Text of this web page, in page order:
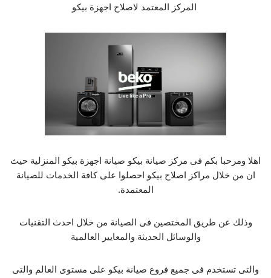
المركز المعتمد لاصلاح اجهزة بيكو
اهلا ومرحبا بكم فى مركز صيانة بيكو صيانة اجهزة بيكو المنزلية حيث
ان من خلال مراكز اصلاح بيكو احصلوا على كافة الخدمات للصيانة
المعتمدة.
وذلك عن طريق المختصين فى الصيانة من خلال احدث التقنيات
والوسائل الحديثة والمعايير العالمية
والتى تستخدم فى جميع فروع صيانة بيكو على مستوى العالم والتى